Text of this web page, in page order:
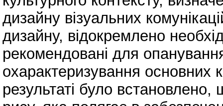
дизайну візуальних
дизайну, відокремлено
рекомендовані для
охарактеризування основних
результаті було